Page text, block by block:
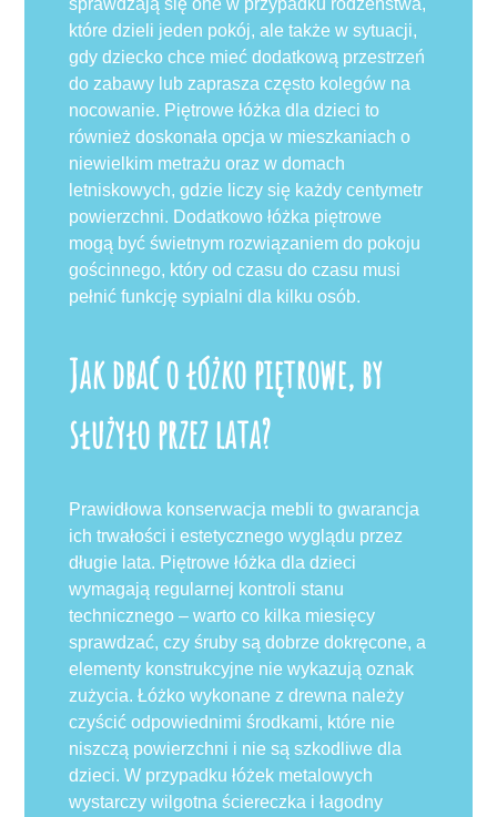
sprawdzają się one w przypadku rodzeństwa,
które dzieli jeden pokój, ale także w sytuacji,
gdy dziecko chce mieć dodatkową przestrzeń
do zabawy lub zaprasza często kolegów na
nocowanie. Piętrowe łóżka dla dzieci to
również doskonała opcja w mieszkaniach o
niewielkim metrażu oraz w domach
letniskowych, gdzie liczy się każdy centymetr
powierzchni. Dodatkowo łóżka piętrowe
mogą być świetnym rozwiązaniem do pokoju
gościnnego, który od czasu do czasu musi
pełnić funkcję sypialni dla kilku osób.
Jak dbać o łóżko piętrowe, by
służyło przez lata?
Prawidłowa konserwacja mebli to gwarancja
ich trwałości i estetycznego wyglądu przez
długie lata. Piętrowe łóżka dla dzieci
wymagają regularnej kontroli stanu
technicznego – warto co kilka miesięcy
sprawdzać, czy śruby są dobrze dokręcone, a
elementy konstrukcyjne nie wykazują oznak
zużycia. Łóżko wykonane z drewna należy
czyścić odpowiednimi środkami, które nie
niszczą powierzchni i nie są szkodliwe dla
dzieci. W przypadku łóżek metalowych
wystarczy wilgotna ściereczka i łagodny